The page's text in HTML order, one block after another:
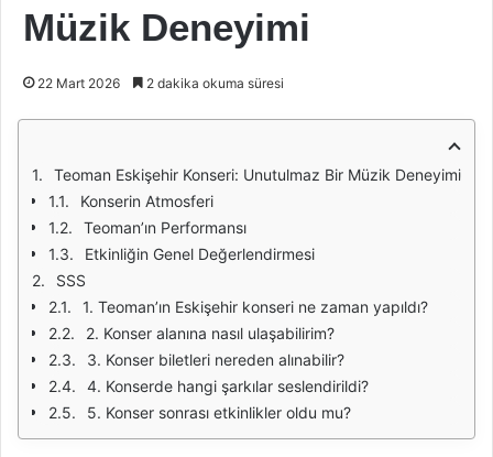
Müzik Deneyimi
22 Mart 2026 2 dakika okuma süresi
Teoman Eskişehir Konseri: Unutulmaz Bir Müzik Deneyimi
Konserin Atmosferi
Teoman’ın Performansı
Etkinliğin Genel Değerlendirmesi
SSS
1. Teoman’ın Eskişehir konseri ne zaman yapıldı?
2. Konser alanına nasıl ulaşabilirim?
3. Konser biletleri nereden alınabilir?
4. Konserde hangi şarkılar seslendirildi?
5. Konser sonrası etkinlikler oldu mu?